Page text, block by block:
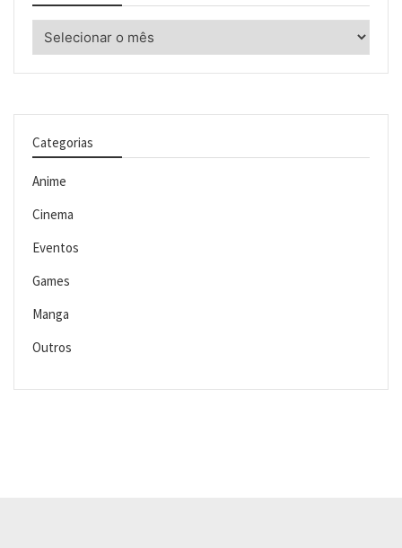
Categorias
Anime
Cinema
Eventos
Games
Manga
Outros